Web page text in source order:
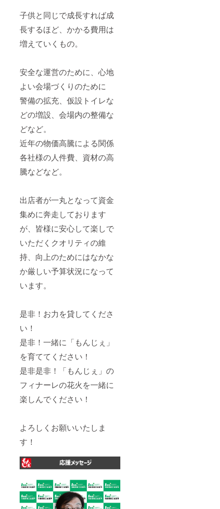
子供と同じで成長すれば成
長するほど、かかる費用は
増えていくもの。
安全な運営のために、心地
よい会場づくりのために
警備の拡充、仮設トイレな
どの増設、会場内の整備な
どなど。
近年の物価高騰による関係
各社様の人件費、資材の高
騰などなど。
出店者が一丸となって資金
集めに奔走しております
が、皆様に安心して楽しで
いただくクオリティの維
持、向上のためにはなかな
か厳しい予算状況になって
います。
是非！お力を貸してくださ
い！
是非！一緒に「もんじぇ」
を育ててください！
是非是非！「もんじぇ」の
フィナーレの花火を一緒に
楽しんでください！
よろしくお願いいたしま
す！